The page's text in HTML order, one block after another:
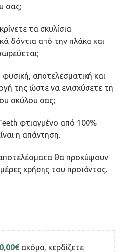
σας;
τα σκυλίσια
δόντια από την πλάκα και
αποτελεσματική και
της ώστε να ενισχύσετε τη
σκύλου σας;
φτιαγμένο από 100%
η απάντηση.
θα προκύψουν
χρήσης του προϊόντος.
€ ακόμα, κερδίζετε